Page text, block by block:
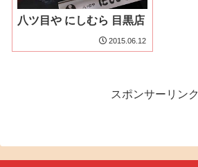
八ツ目や にしむら 目黒店
2015.06.12
スポンサーリンク